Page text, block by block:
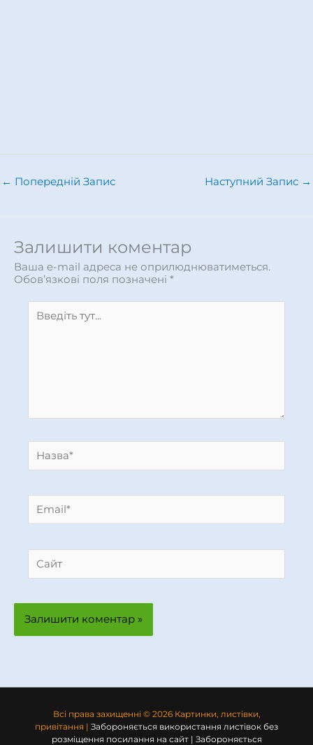
← Попередній Запис Наступний Запис →
Залишити коментар
Ваша e-mail адреса не оприлюднюватиметься.
Обов’язкові поля позначені *
тут...
Всі права захищенні © 2026 Картинки, листівки,
привітання | Забороняється використання листівок без
розміщення посилання на сайт | Забороняється